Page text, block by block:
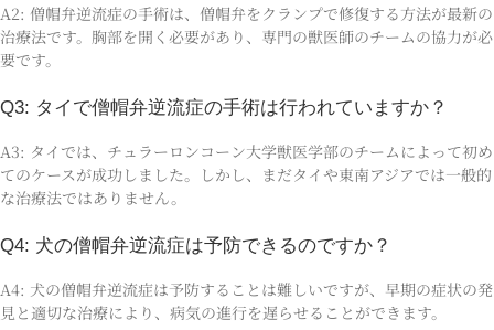
A2: 僧帽弁逆流症の手術は、僧帽弁をクランプで修復する方法が最新の
治療法です。胸部を開く必要があり、専門の獣医師のチームの協力が必
要です。
Q3: タイで僧帽弁逆流症の手術は行われていますか？
A3: タイでは、チュラーロンコーン大学獣医学部のチームによって初め
てのケースが成功しました。しかし、まだタイや東南アジアでは一般的
な治療法ではありません。
Q4: 犬の僧帽弁逆流症は予防できるのですか？
A4: 犬の僧帽弁逆流症は予防することは難しいですが、早期の症状の発
見と適切な治療により、病気の進行を遅らせることができます。